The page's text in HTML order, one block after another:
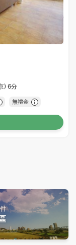
) 6分
無禮金